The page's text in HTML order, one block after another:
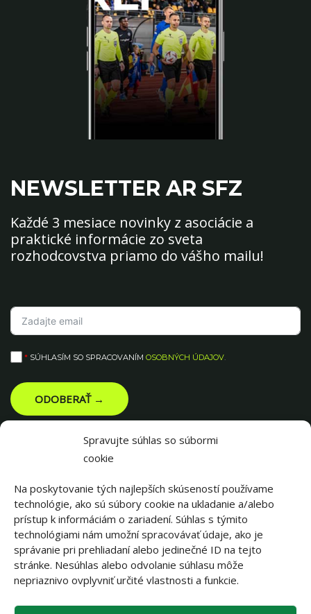
Spravujte súhlas so súbormi
cookie
Na poskytovanie tých najlepších skúseností používame
technológie, ako sú súbory cookie na ukladanie a/alebo
prístup k informáciám o zariadení. Súhlas s týmito
technológiami nám umožní spracovávať údaje, ako je
správanie pri prehliadaní alebo jedinečné ID na tejto
stránke. Nesúhlas alebo odvolanie súhlasu môže
nepriaznivo ovplyvniť určité vlastnosti a funkcie.
NEWSLETTER AR SFZ
Každé 3 mesiace novinky z asociácie a
praktické informácie zo sveta
rozhodcovstva priamo do vášho mailu!
* SÚHLASÍM SO SPRACOVANÍM OSOBNÝCH ÚDAJOV.
ODOBERAŤ →
||||||